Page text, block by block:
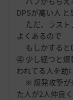
DPSが高い人 と
ただ、ラスト
よくあるので
もしかすると
④ 少し経つと爆
われてる人を助
※ 爆発攻撃が
た人が2人仲良く